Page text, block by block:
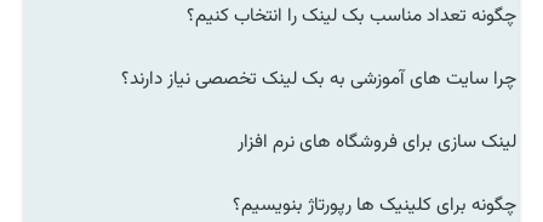
چگونه تعداد مناسب بک لینک را انتخاب کنیم؟
چرا سایت های آموزشی به بک لینک تخصصی نیاز دارند؟
لینک سازی برای فروشگاه های نرم افزار
چگونه برای کلینیک ها رپورتاژ بنویسیم؟